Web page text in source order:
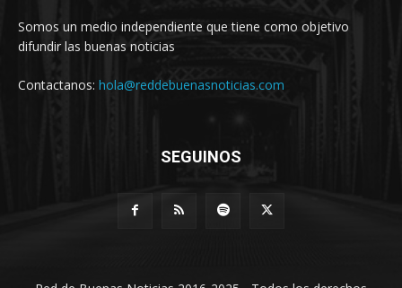
Somos un medio independiente que tiene como objetivo
difundir las buenas noticias
Contactanos: hola@reddebuenasnoticias.com
SEGUINOS